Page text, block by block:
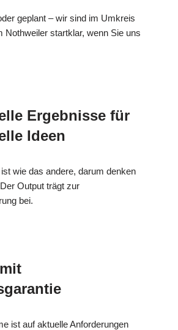
geplant – wir sind im Umkreis
Nothweiler startklar, wenn Sie uns
Ergebnisse für
Ideen
wie das andere, darum denken
Output trägt zur
bei.
ist auf aktuelle Anforderungen